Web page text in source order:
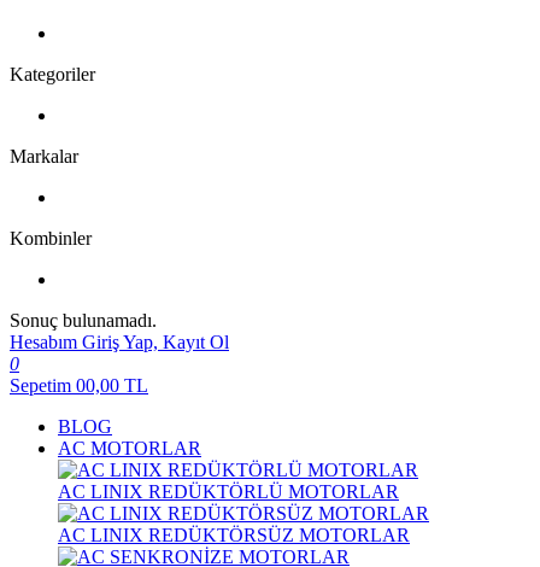
Kategoriler
Markalar
Kombinler
Sonuç bulunamadı.
Hesabım Giriş Yap, Kayıt Ol
0
Sepetim 00,00 TL
BLOG
AC MOTORLAR
AC LINIX REDÜKTÖRLÜ MOTORLAR
AC LINIX REDÜKTÖRSÜZ MOTORLAR